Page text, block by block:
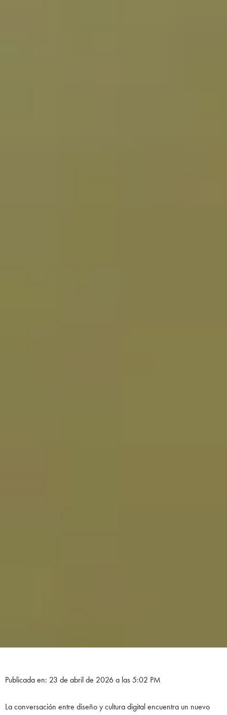
Publicada en: 23 de abril de 2026 a las 5:02 PM
La conversación entre diseño y cultura digital encuentra un nuevo